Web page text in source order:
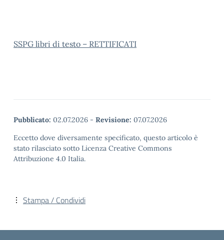
SSPG libri di testo – RETTIFICATI
Pubblicato: 02.07.2026 - Revisione: 07.07.2026
Eccetto dove diversamente specificato, questo articolo è
stato rilasciato sotto Licenza Creative Commons
Attribuzione 4.0 Italia.
Stampa / Condividi